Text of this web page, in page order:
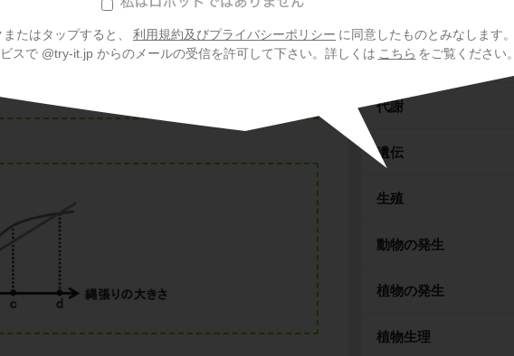
たはタップすると、 利用規約及びプライバシーポリシー に同意したものとみなします。
スで @try-it.jp からのメールの受信を許可して下さい。詳しくは こちら をご覧ください。
細胞
代謝
遺伝
生殖
動物の発生
植物の発生
植物生理